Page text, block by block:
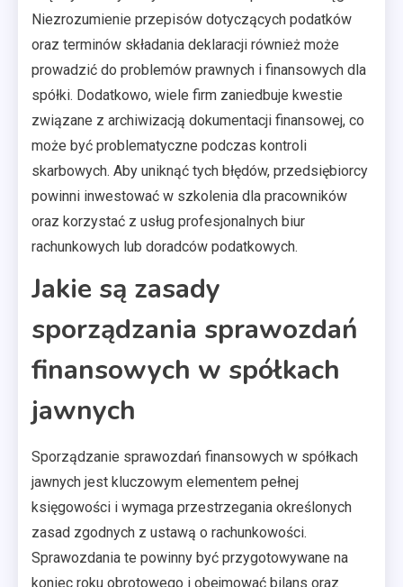
Niezrozumienie przepisów dotyczących podatków
oraz terminów składania deklaracji również może
prowadzić do problemów prawnych i finansowych dla
spółki. Dodatkowo, wiele firm zaniedbuje kwestie
związane z archiwizacją dokumentacji finansowej, co
może być problematyczne podczas kontroli
skarbowych. Aby uniknąć tych błędów, przedsiębiorcy
powinni inwestować w szkolenia dla pracowników
oraz korzystać z usług profesjonalnych biur
rachunkowych lub doradców podatkowych.
Jakie są zasady
sporządzania sprawozdań
finansowych w spółkach
jawnych
Sporządzanie sprawozdań finansowych w spółkach
jawnych jest kluczowym elementem pełnej
księgowości i wymaga przestrzegania określonych
zasad zgodnych z ustawą o rachunkowości.
Sprawozdania te powinny być przygotowywane na
koniec roku obrotowego i obejmować bilans oraz